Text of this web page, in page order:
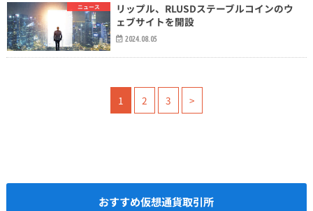
ニュース
リップル、RLUSDステーブルコインのウ
ェブサイトを開設
2024.08.05
1 2 3 >
おすすめ仮想通貨取引所